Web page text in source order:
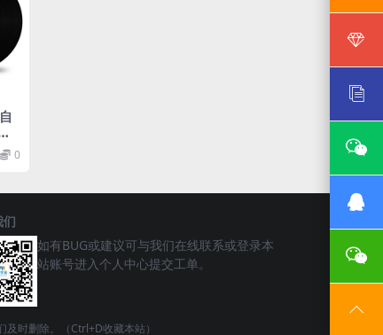
0
们
如有BUG或建议可与我们在线联系或登录本
站账号进入个人中心提交工单。
时删除。（Ctrl+D收藏本站）